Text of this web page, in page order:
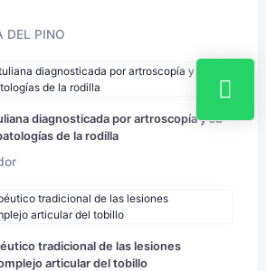
DEL PINO
diagnosticada por artroscopía y su
de la rodilla
tradicional de las lesiones
articular del tobillo